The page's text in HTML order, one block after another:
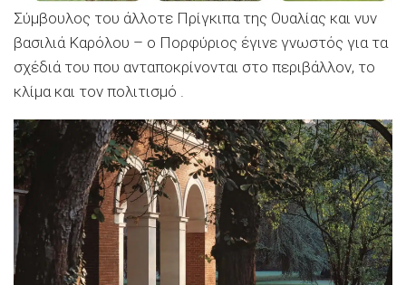
Σύμβουλος του άλλοτε Πρίγκιπα της Ουαλίας και νυν
βασιλιά Καρόλου – ο Πορφύριος έγινε γνωστός για τα
σχέδιά του που ανταποκρίνονται στο περιβάλλον, το
κλίμα και τον πολιτισμό .